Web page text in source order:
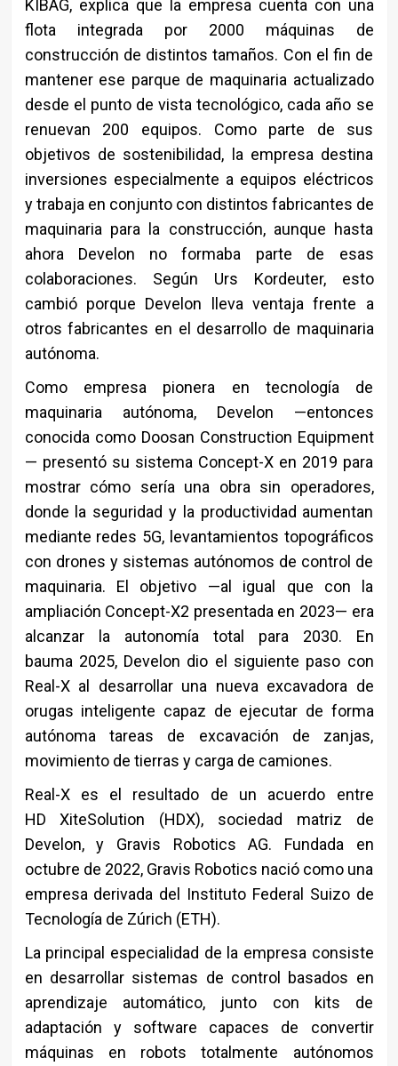
KIBAG, explica que la empresa cuenta con una
flota integrada por 2000 máquinas de
construcción de distintos tamaños. Con el fin de
mantener ese parque de maquinaria actualizado
desde el punto de vista tecnológico, cada año se
renuevan 200 equipos. Como parte de sus
objetivos de sostenibilidad, la empresa destina
inversiones especialmente a equipos eléctricos
y trabaja en conjunto con distintos fabricantes de
maquinaria para la construcción, aunque hasta
ahora Develon no formaba parte de esas
colaboraciones. Según Urs Kordeuter, esto
cambió porque Develon lleva ventaja frente a
otros fabricantes en el desarrollo de maquinaria
autónoma.
Como empresa pionera en tecnología de
maquinaria autónoma, Develon —entonces
conocida como Doosan Construction Equipment
— presentó su sistema Concept-X en 2019 para
mostrar cómo sería una obra sin operadores,
donde la seguridad y la productividad aumentan
mediante redes 5G, levantamientos topográficos
con drones y sistemas autónomos de control de
maquinaria. El objetivo —al igual que con la
ampliación Concept-X2 presentada en 2023— era
alcanzar la autonomía total para 2030. En
bauma 2025, Develon dio el siguiente paso con
Real-X al desarrollar una nueva excavadora de
orugas inteligente capaz de ejecutar de forma
autónoma tareas de excavación de zanjas,
movimiento de tierras y carga de camiones.
Real-X es el resultado de un acuerdo entre
HD XiteSolution (HDX), sociedad matriz de
Develon, y Gravis Robotics AG. Fundada en
octubre de 2022, Gravis Robotics nació como una
empresa derivada del Instituto Federal Suizo de
Tecnología de Zúrich (ETH).
La principal especialidad de la empresa consiste
en desarrollar sistemas de control basados en
aprendizaje automático, junto con kits de
adaptación y software capaces de convertir
máquinas en robots totalmente autónomos